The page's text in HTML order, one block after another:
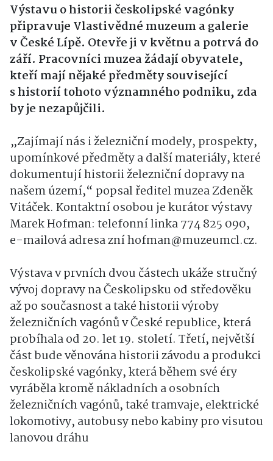
Výstavu o historii českolipské vagónky
připravuje Vlastivědné muzeum a galerie
v České Lípě. Otevře ji v květnu a potrvá do
září. Pracovníci muzea žádají obyvatele,
kteří mají nějaké předměty související
s historií tohoto významného podniku, zda
by je nezapůjčili.
„Zajímají nás i železniční modely, prospekty,
upomínkové předměty a další materiály, které
dokumentují historii železniční dopravy na
našem území,“ popsal ředitel muzea Zdeněk
Vitáček. Kontaktní osobou je kurátor výstavy
Marek Hofman: telefonní linka 774 825 090,
e-mailová adresa zní hofman@muzeumcl.cz.
Výstava v prvních dvou částech ukáže stručný
vývoj dopravy na Českolipsku od středověku
až po současnost a také historii výroby
železničních vagónů v České republice, která
probíhala od 20. let 19. století. Třetí, největší
část bude věnována historii závodu a produkci
českolipské vagónky, která během své éry
vyráběla kromě nákladních a osobních
železničních vagónů, také tramvaje, elektrické
lokomotivy, autobusy nebo kabiny pro visutou
lanovou dráhu